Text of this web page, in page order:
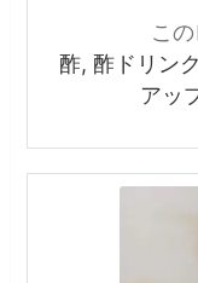
こ
酢, 酢ドリン
アッ